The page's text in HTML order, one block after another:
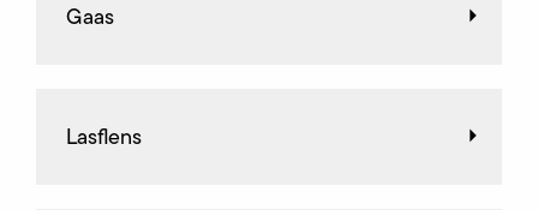
Gaas
Lasflens